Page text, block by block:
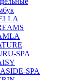
SPA
SPA